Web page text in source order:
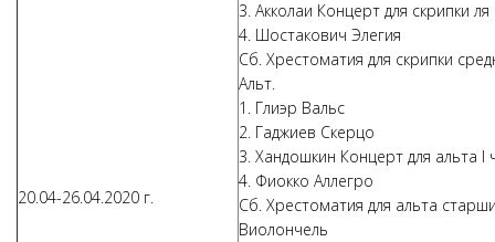
20.04-26.04.2020 г.
3. Акколаи Концерт для скрипки
4. Шостакович Элегия
Сб. Хрестоматия для скрипки
Альт.
1. Глиэр Вальс
2. Гаджиев Скерцо
3. Хандошкин Концерт для альта I
4. Фиокко Аллегро
Сб. Хрестоматия для альта
Виолончель